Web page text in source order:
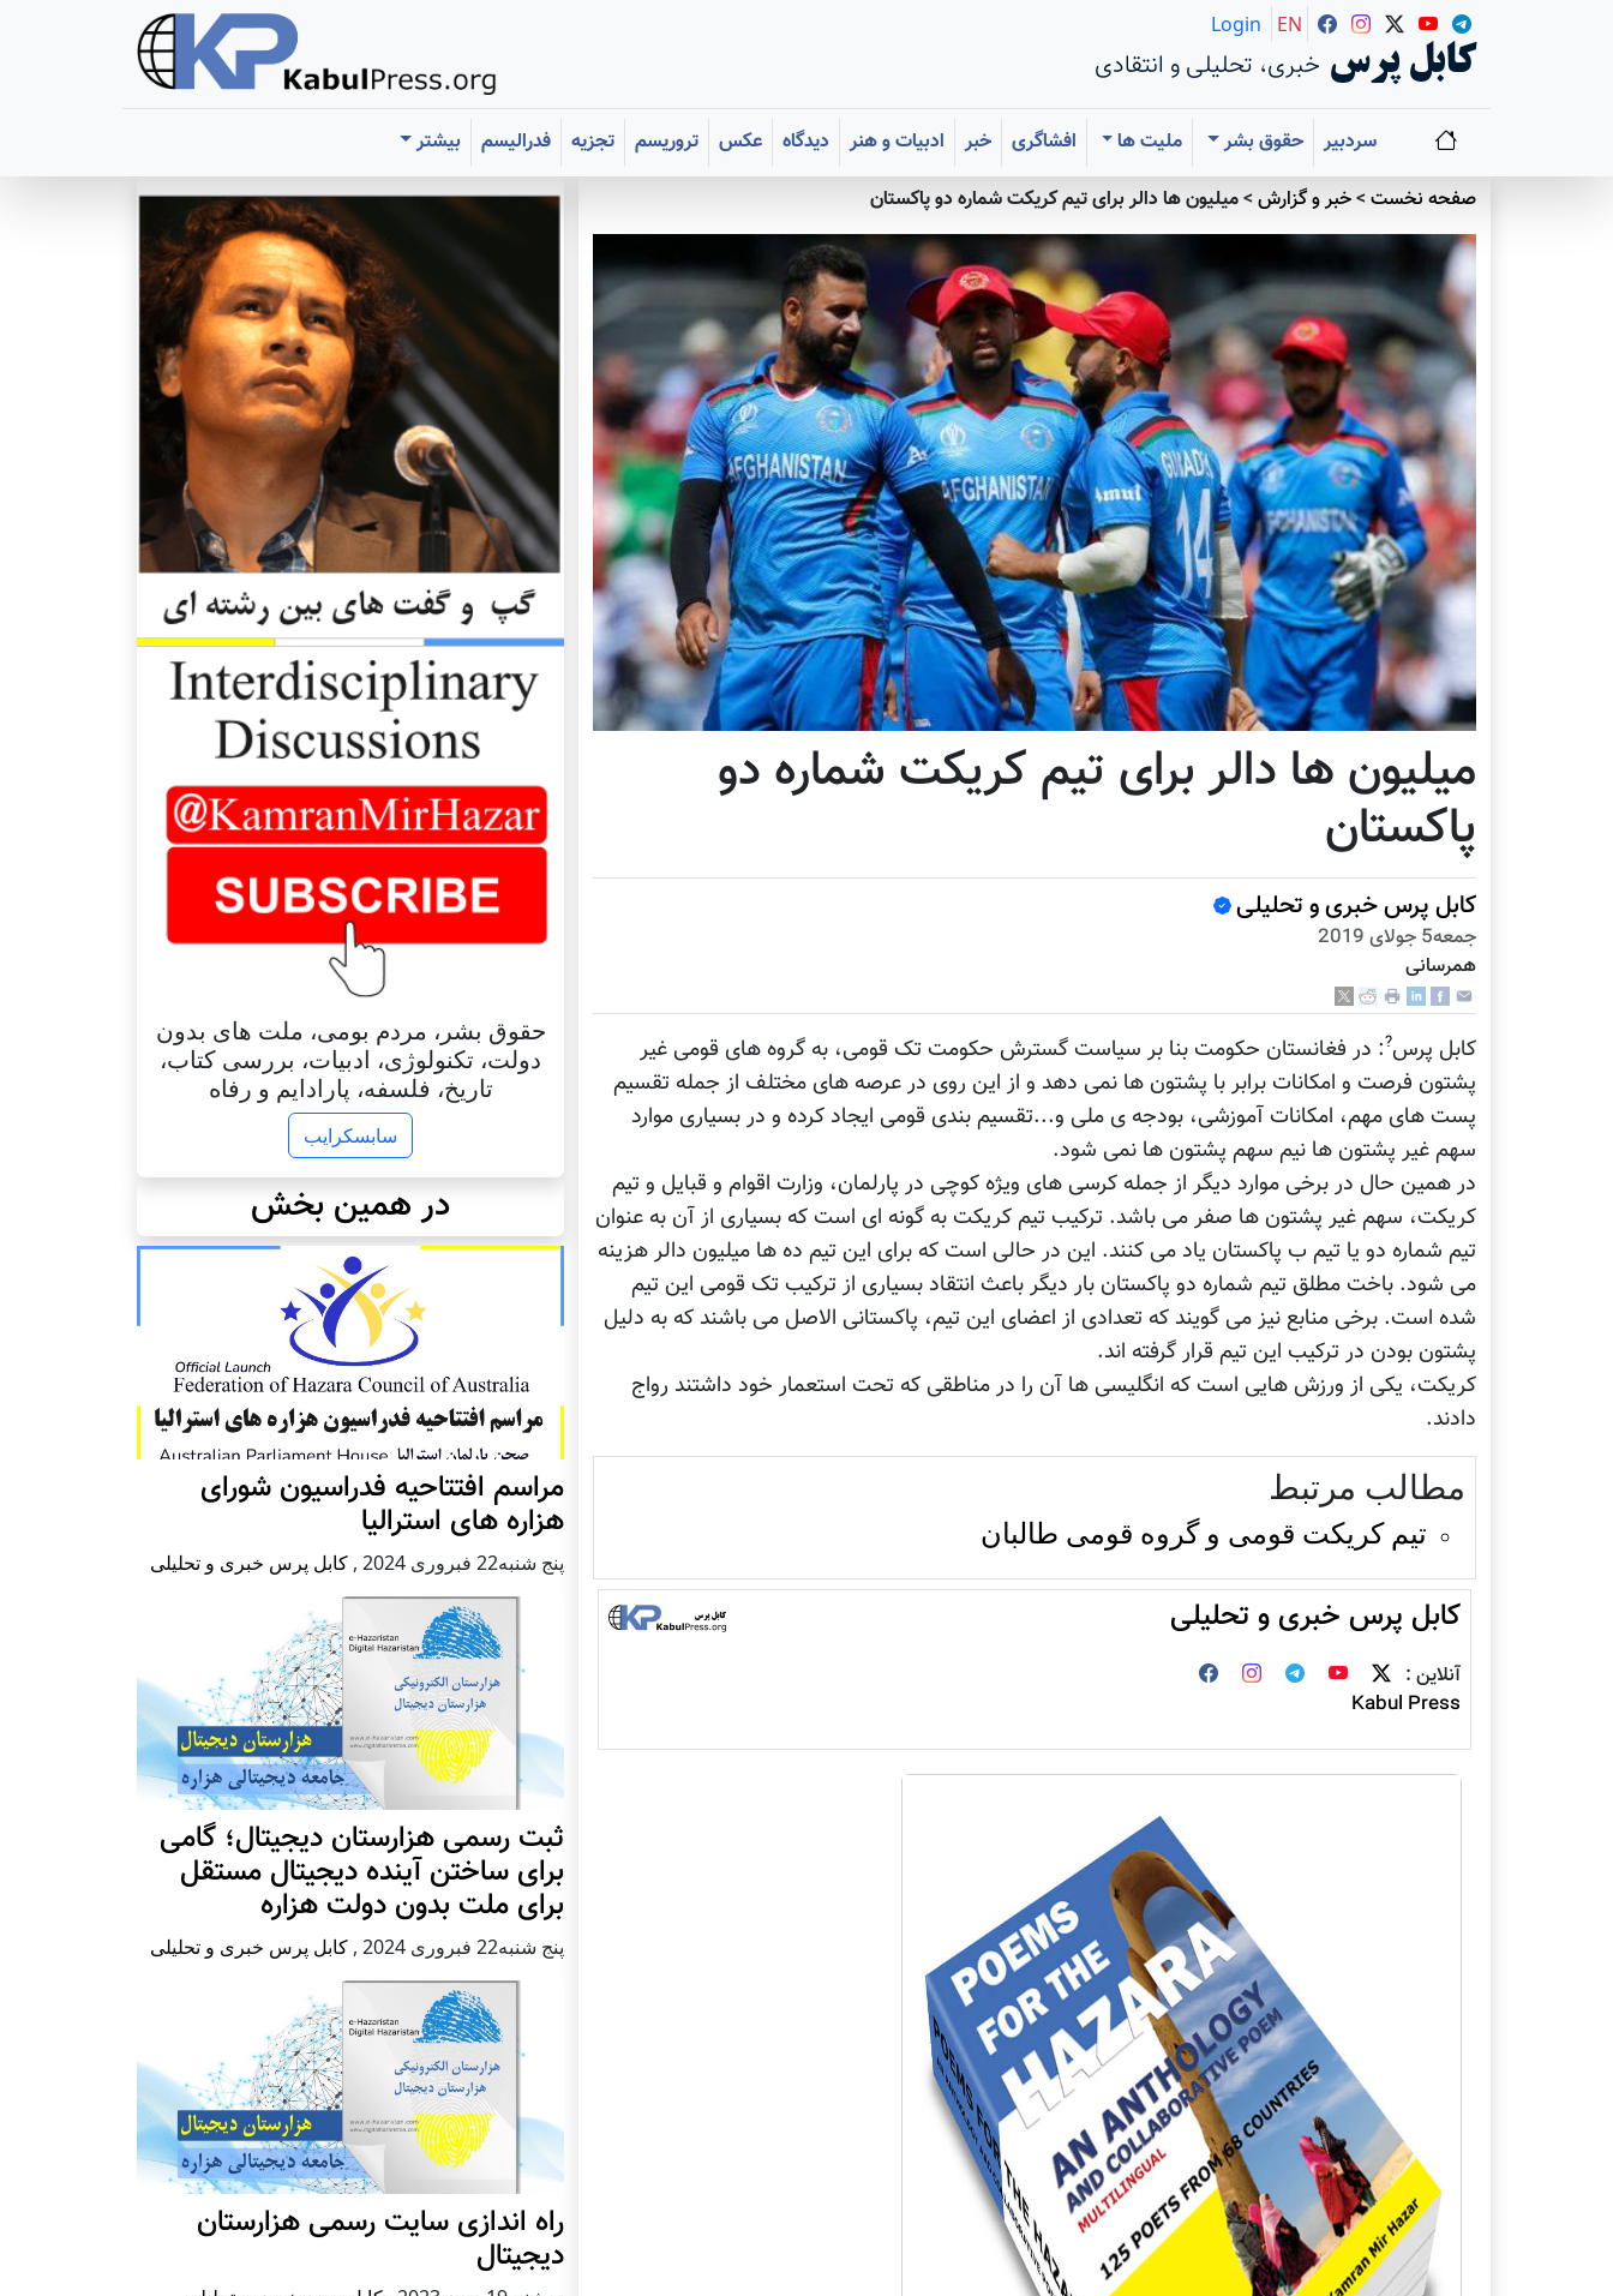
کابل پرس خبری، تحلیلی و انتقادی
Login EN
سردبیر حقوق بشر ملیت ها افشاگری خبر ادبیات و هنر دیدگاه عکس تروریسم تجزیه فدرالیسم
بیشتر
صفحه نخست>خبر و گزارش>میلیون ها دالر برای تیم کریکت شماره دو پاکستان
میلیون ها دالر برای تیم کریکت شماره دو
پاکستان
کابل پرس خبری و تحلیلی
جمعه5 جولای 2019
همرسانی
کابل پرس?: در فغانستان حکومت بنا بر سیاست گسترش حکومت تک قومی، به گروه های قومی غیر
پشتون فرصت و امکانات برابر با پشتون ها نمی دهد و از این روی در عرصه های مختلف از جمله تقسیم
پست های مهم، امکانات آموزشی، بودجه ی ملی و...تقسیم بندی قومی ایجاد کرده و در بسیاری موارد
سهم غیر پشتون ها نیم سهم پشتون ها نمی شود.
در همین حال در برخی موارد دیگر از جمله کرسی های ويژه کوچی در پارلمان، وزارت اقوام و قبایل و تیم
کریکت، سهم غیر پشتون ها صفر می باشد. ترکیب تیم کریکت به گونه ای است که بسیاری از آن به عنوان
تیم شماره دو یا تیم ب پاکستان یاد می کنند. این در حالی است که برای این تیم ده ها میلیون دالر هزینه
می شود. باخت مطلق تیم شماره دو پاکستان بار دیگر باعث انتقاد بسیاری از ترکیب تک قومی این تیم
شده است. برخی منابع نیز می گویند که تعدادی از اعضای این تیم، پاکستانی الاصل می باشند که به دلیل
پشتون بودن در ترکیب این تیم قرار گرفته اند.
کریکت، یکی از ورزش هایی است که انگلیسی ها آن را در مناطقی که تحت استعمار خود داشتند رواج
دادند.
مطالب مرتبط
تیم کریکت قومی و گروه قومی طالبان
کابل پرس خبری و تحلیلی
آنلاین :
Kabul Press
حقوق بشر، مردم بومی، ملت های بدون
دولت، تکنولوژی، ادبیات، بررسی کتاب،
تاریخ، فلسفه، پارادایم و رفاه
سابسکرایب
در همین بخش
مراسم افتتاحیه فدراسیون شورای
هزاره های استرالیا
پنج شنبه22 فبروری 2024 , کابل پرس خبری و تحلیلی
ثبت رسمی هزارستان دیجیتال؛ گامی
برای ساختن آینده دیجیتال مستقل
برای ملت بدون دولت هزاره
پنج شنبه22 فبروری 2024 , کابل پرس خبری و تحلیلی
راه اندازی سایت رسمی هزارستان
دیجیتال